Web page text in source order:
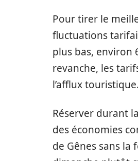
Pour tirer le
fluctuations
plus bas, environ
revanche, les
l’afflux touristique.
Réserver durant
des économies
de Gênes sans